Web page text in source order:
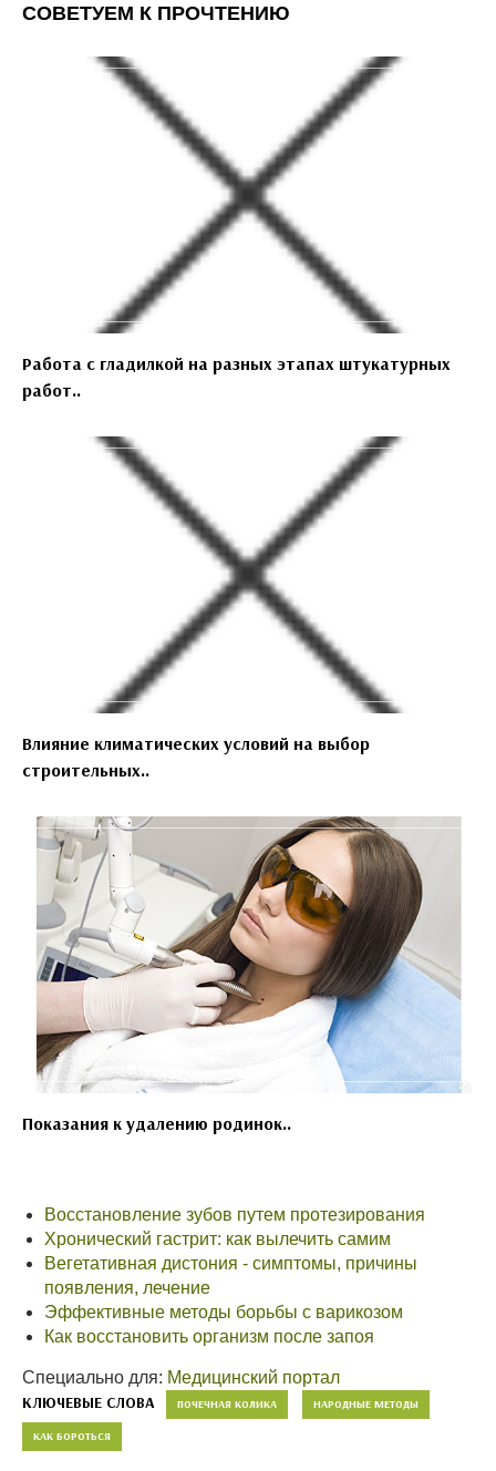
СОВЕТУЕМ К ПРОЧТЕНИЮ
Работа с гладилкой на разных этапах штукатурных
работ..
Влияние климатических условий на выбор
строительных..
Показания к удалению родинок..
Восстановление зубов путем протезирования
Хронический гастрит: как вылечить самим
Вегетативная дистония - симптомы, причины
появления, лечение
Эффективные методы борьбы с варикозом
Как восстановить организм после запоя
Специально для: Медицинский портал
КЛЮЧЕВЫЕ СЛОВА ПОЧЕЧНАЯ КОЛИКА НАРОДНЫЕ МЕТОДЫ
КАК БОРОТЬСЯ